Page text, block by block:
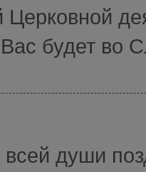
будет во
души